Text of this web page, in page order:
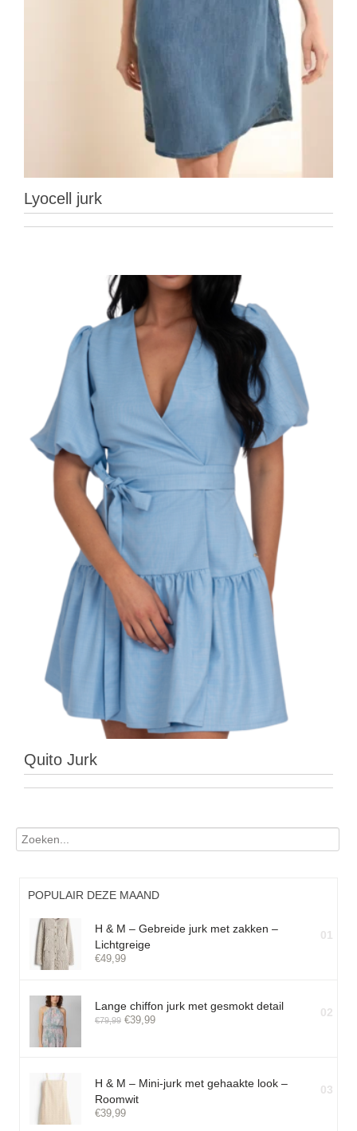
Lyocell jurk
Quito Jurk
POPULAIR DEZE MAAND
H & M – Gebreide jurk met zakken –
Lichtgreige
€49,99
01
Lange chiffon jurk met gesmokt detail
€79,99 €39,99
02
H & M – Mini-jurk met gehaakte look –
Roomwit
€39,99
03